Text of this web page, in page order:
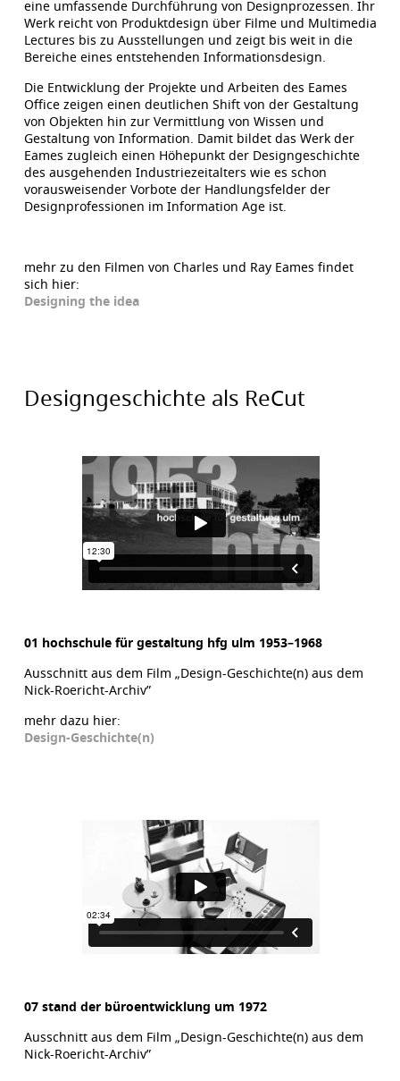
eine umfassende Durchführung von Designprozessen. Ihr
Werk reicht von Produktdesign über Filme und Multimedia
Lectures bis zu Ausstellungen und zeigt bis weit in die
Bereiche eines entstehenden Informationsdesign.
Die Entwicklung der Projekte und Arbeiten des Eames
Office zeigen einen deutlichen Shift von der Gestaltung
von Objekten hin zur Vermittlung von Wissen und
Gestaltung von Information. Damit bildet das Werk der
Eames zugleich einen Höhepunkt der Designgeschichte
des ausgehenden Industriezeitalters wie es schon
vorausweisender Vorbote der Handlungsfelder der
Designprofessionen im Information Age ist.
mehr zu den Filmen von Charles und Ray Eames findet
sich hier:
Designing the idea
Designgeschichte als ReCut
01 hochschule für gestaltung hfg ulm 1953–1968
Ausschnitt aus dem Film „Design-Geschichte(n) aus dem
Nick-Roericht-Archiv”
mehr dazu hier:
Design-Geschichte(n)
07 stand der büroentwicklung um 1972
Ausschnitt aus dem Film „Design-Geschichte(n) aus dem
Nick-Roericht-Archiv”